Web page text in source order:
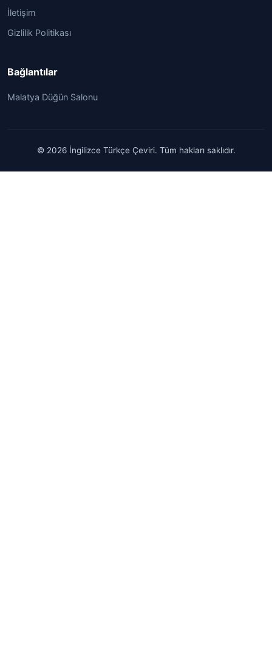
İletişim
Gizlilik Politikası
Bağlantılar
Malatya Düğün Salonu
© 2026 İngilizce Türkçe Çeviri. Tüm hakları saklıdır.